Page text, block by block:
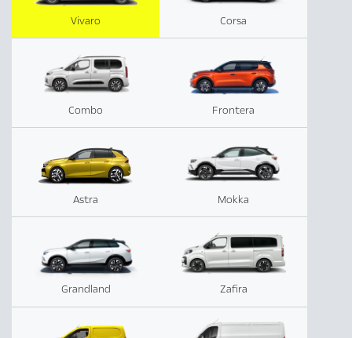
Corsa
Combo Frontera
Astra Mokka
Grandland Zafira
Vivaro